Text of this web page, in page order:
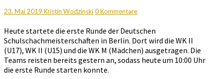
gestartet
23. Mai 2019 Kristin WodzinskiKommentare
0 Kommentare
Heute startete die erste Runde der Deutschen
Schulschachmeisterschaften in Berlin. Dort wird die WK II
(U17), WK II (U15) und die WK M (Mädchen) ausgetragen. Die
Teams reisten bereits gestern an, sodass heute um 10:00 Uhr
die erste Runde starten konnte.